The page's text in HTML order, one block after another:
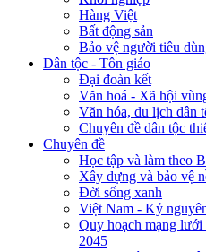
Hàng Việt
Bất động sản
Bảo vệ người tiêu
Dân tộc - Tôn giáo
Đại đoàn kết
Văn hoá - Xã hội
Văn hóa, du lịch dân
Chuyên đề dân tộc
Chuyên đề
Học tập và làm theo
Xây dựng và bảo vệ
Đời sống xanh
Việt Nam - Kỷ
Quy hoạch mạng
2045